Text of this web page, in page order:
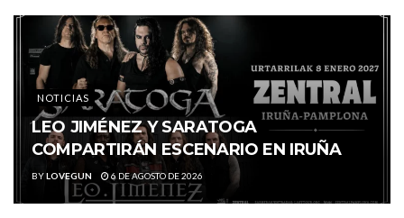
NOTICIAS
LEO JIMÉNEZ Y SARATOGA
COMPARTIRÁN ESCENARIO EN IRUÑA
BYLOVEGUN 6 DE AGOSTO DE 2026